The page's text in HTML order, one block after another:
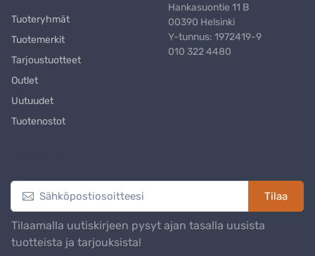
Tuoteryhmät
Tuotemerkit
Tarjoustuotteet
Outlet
Uutuudet
Tuotenostot
Hankasuontie 11 B
00390 Helsinki
Y-tunnus: 1972419-9
010 322 4480
Tilaa
Tilaamalla uutiskirjeen pysyt ajan tasalla uusista
tuotteista ja tarjouksista!